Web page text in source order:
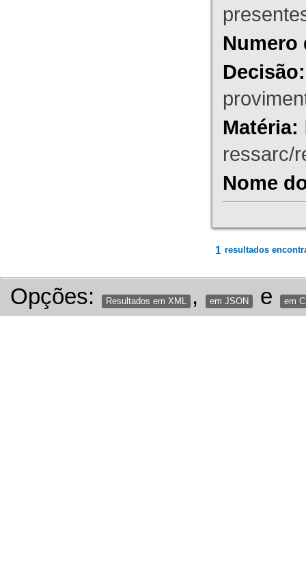
Numero
Decisão:
Matéria:
ressarc/
Nome
1 resultados
Opções: Resultados em XML , em JSON e em